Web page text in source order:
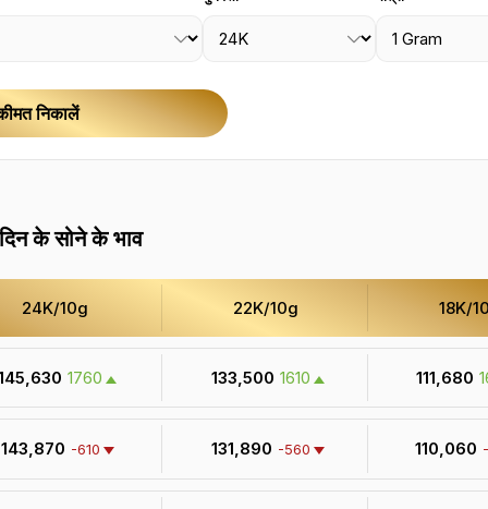
निकालें
के सोने के भाव
24K/10g 22K/10g 18K/
145,630 1760 ₹ 133,500 1610 ₹ 111,680
143,870 -610 ₹ 131,890 -560 ₹ 110,060